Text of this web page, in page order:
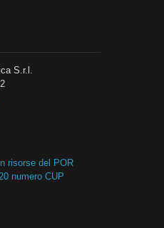
S.r.l.
risorse del POR
numero CUP